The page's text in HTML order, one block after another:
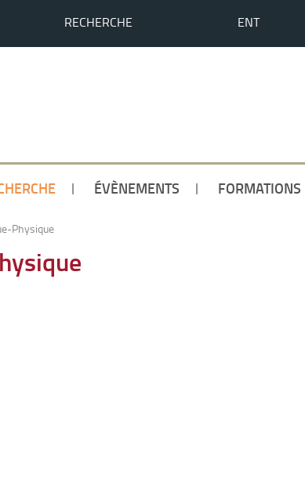
RECHERCHE ENT
ÉVÈNEMENTS FORMATIONS
Physique